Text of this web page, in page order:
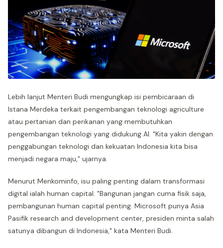
Lebih lanjut Menteri Budi mengungkap isi pembicaraan di
Istana Merdeka terkait pengembangan teknologi agriculture
atau pertanian dan perikanan yang membutuhkan
pengembangan teknologi yang didukung AI. "Kita yakin dengan
penggabungan teknologi dan kekuatan Indonesia kita bisa
menjadi negara maju," ujarnya.
Menurut Menkominfo, isu paling penting dalam transformasi
digital ialah human capital. "Bangunan jangan cuma fisik saja,
pembangunan human capital penting. Microsoft punya Asia
Pasifik research and development center, presiden minta salah
satunya dibangun di Indonesia," kata Menteri Budi.